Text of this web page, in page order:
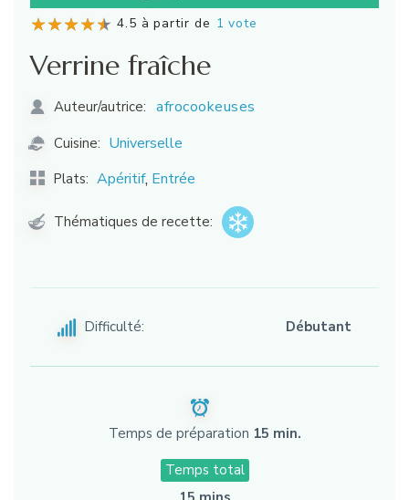
4.5 à partir de 1 vote
Verrine fraîche
Auteur/autrice: afrocookeuses
Cuisine: Universelle
Plats: Apéritif, Entrée
Thématiques de recette:
Difficulté: Débutant
Temps de préparation 15 min.
Temps total